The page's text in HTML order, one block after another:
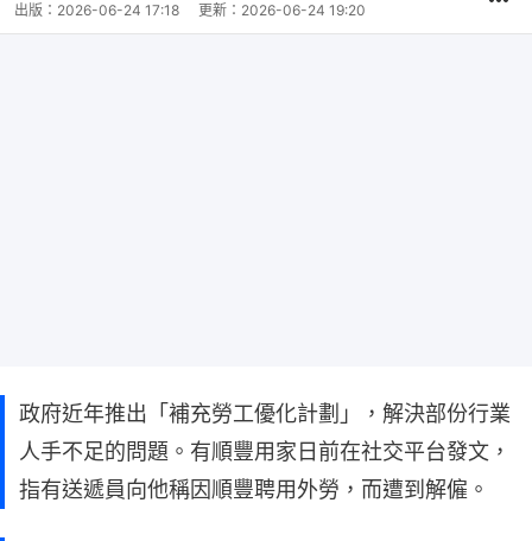
出版： 2026-06-24 17:18 更新： 2026-06-24 19:20
政府近年推出「補充勞工優化計劃」，解決部份行業
人手不足的問題。有順豐用家日前在社交平台發文，
指有送遞員向他稱因順豐聘用外勞，而遭到解僱。